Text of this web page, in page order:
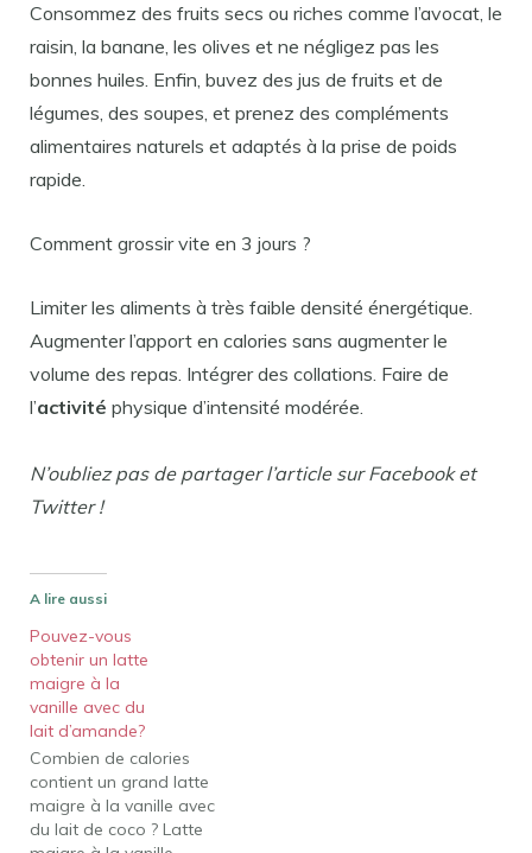
Consommez des fruits secs ou riches comme l’avocat, le
raisin, la banane, les olives et ne négligez pas les
bonnes huiles. Enfin, buvez des jus de fruits et de
légumes, des soupes, et prenez des compléments
alimentaires naturels et adaptés à la prise de poids
rapide.
Comment grossir vite en 3 jours ?
Limiter les aliments à très faible densité énergétique.
Augmenter l’apport en calories sans augmenter le
volume des repas. Intégrer des collations. Faire de
l’activité physique d’intensité modérée.
N’oubliez pas de partager l’article sur Facebook et
Twitter !
A lire aussi
Pouvez-vous
obtenir un latte
maigre à la
vanille avec du
lait d’amande?
Combien de calories
contient un grand latte
maigre à la vanille avec
du lait de coco ? Latte